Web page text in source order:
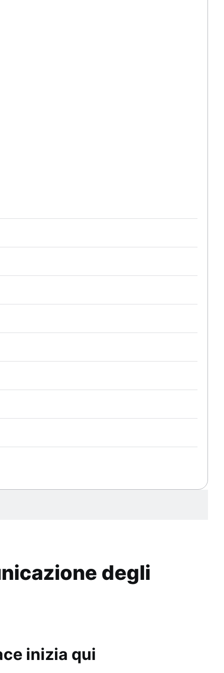
degli
inizia qui